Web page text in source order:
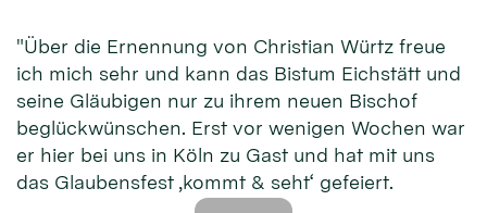
"Über die Ernennung von Christian Würtz freue
ich mich sehr und kann das Bistum Eichstätt und
seine Gläubigen nur zu ihrem neuen Bischof
beglückwünschen. Erst vor wenigen Wochen war
er hier bei uns in Köln zu Gast und hat mit uns
das Glaubensfest ‚kommt & seht‘ gefeiert.